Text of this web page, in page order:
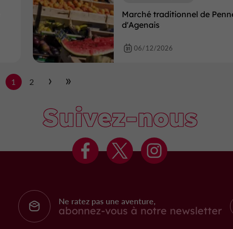
Marché traditionnel de
d'Agenais
06/12/2026
1 2
Suivez-nous
Ne ratez pas une aventure,
abonnez-vous à notre newsletter